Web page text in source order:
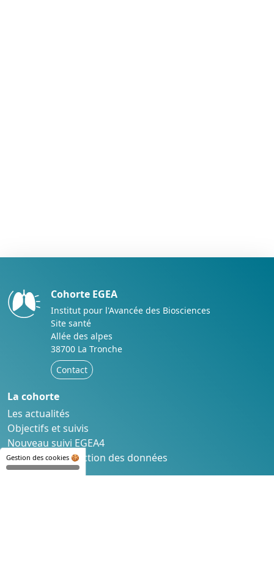
Cohorte EGEA
Institut pour l'Avancée des Biosciences
Site santé
Allée des alpes
38700 La Tronche
Contact
La cohorte
Les actualités
Objectifs et suivis
Nouveau suivi EGEA4
Éthique et protection des données
Gestion des cookies 🍪